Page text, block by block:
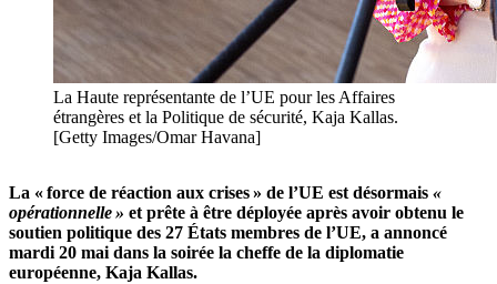
La Haute représentante de l’UE pour les Affaires
étrangères et la Politique de sécurité, Kaja Kallas.
[Getty Images/Omar Havana]
La « force de réaction aux crises » de l’UE est désormais «
opérationnelle » et prête à être déployée après avoir obtenu le
soutien politique des 27 États membres de l’UE, a annoncé
mardi 20 mai dans la soirée la cheffe de la diplomatie
européenne, Kaja Kallas.